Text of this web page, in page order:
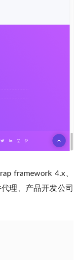
framework 4.x、
理、产品开发公司